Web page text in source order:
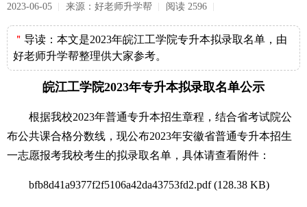
2023-06-05 来源：好老师升学帮 阅读 2596
＂ 导读： 本文是2023年皖江工学院专升本拟录取名单，由
好老师升学帮整理供大家参考。
皖江工学院2023年专升本拟录取名单公示
根据我校2023年普通专升本招生章程，结合省考试院公
布公共课合格分数线，现公布2023年安徽省普通专升本招生
一志愿报考我校考生的拟录取名单，具体请查看附件：
bfb8d41a9377f2f5106a42da43753fd2.pdf(128.38 KB)